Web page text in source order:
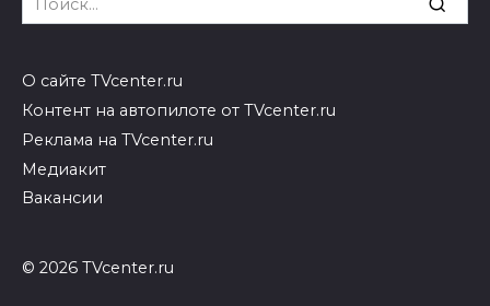
for:
О сайте TVcenter.ru
Контент на автопилоте от TVcenter.ru
Реклама на TVcenter.ru
Медиакит
Вакансии
© 2026 TVcenter.ru